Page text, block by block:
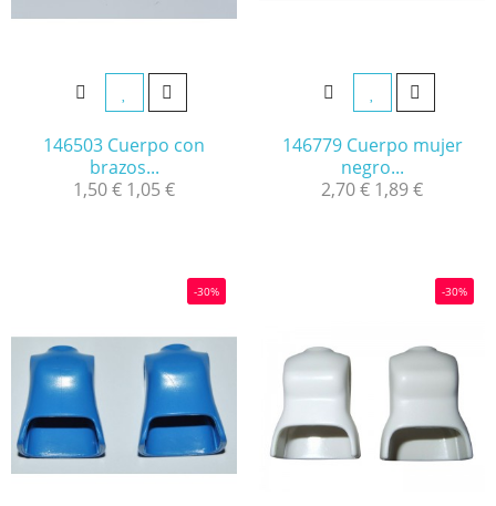
146503 Cuerpo con
brazos...
1,50 € 1,05 €
146779 Cuerpo mujer
negro...
2,70 € 1,89 €
-30% -30%